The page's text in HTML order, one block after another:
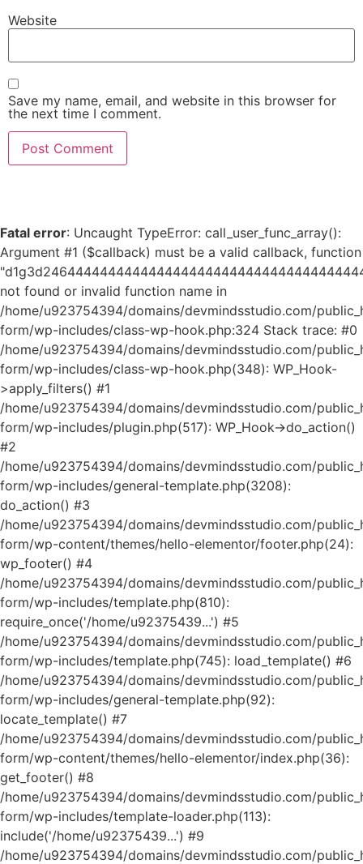
Website
Save my name, email, and website in this browser for
the next time I comment.
Fatal error: Uncaught TypeError: call_user_func_array():
Argument #1 ($callback) must be a valid callback, function
not found or invalid function name in
/home/u923754394/domains/devmindsstudio.com/
form/wp-includes/class-wp-hook.php:324 Stack trace: #0
/home/u923754394/domains/devmindsstudio.com/
form/wp-includes/class-wp-hook.php(348): WP_Hook-
>apply_filters() #1
/home/u923754394/domains/devmindsstudio.com/
form/wp-includes/plugin.php(517): WP_Hook->do_action()
#2
/home/u923754394/domains/devmindsstudio.com/
form/wp-includes/general-template.php(3208):
do_action() #3
/home/u923754394/domains/devmindsstudio.com/
form/wp-content/themes/hello-elementor/footer.php(24):
wp_footer() #4
/home/u923754394/domains/devmindsstudio.com/
form/wp-includes/template.php(810):
require_once('/home/u92375439...') #5
/home/u923754394/domains/devmindsstudio.com/
form/wp-includes/template.php(745): load_template() #6
/home/u923754394/domains/devmindsstudio.com/
form/wp-includes/general-template.php(92):
locate_template() #7
/home/u923754394/domains/devmindsstudio.com/
form/wp-content/themes/hello-elementor/index.php(36):
get_footer() #8
/home/u923754394/domains/devmindsstudio.com/
form/wp-includes/template-loader.php(113):
include('/home/u92375439...') #9
/home/u923754394/domains/devmindsstudio.com/